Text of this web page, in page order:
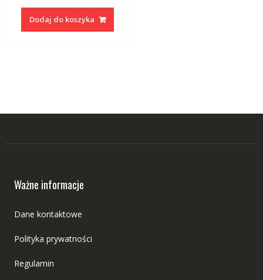
Dodaj do koszyka
Ważne informacje
Dane kontaktowe
Polityka prywatności
Regulamin